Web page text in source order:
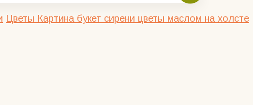
Цветы Картина букет сирени цветы маслом на холсте